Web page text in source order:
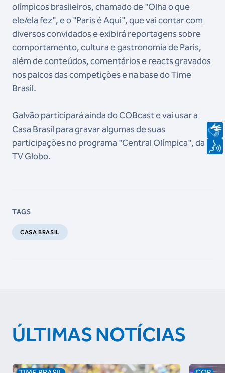
olímpicos brasileiros, chamado de "Olha o que
ele/ela fez", e o "Paris é Aqui", que vai contar com
diversos convidados e exibirá reportagens sobre
comportamento, cultura e gastronomia de Paris,
além de conteúdos, comentários e reacts gravados
nos palcos das competições e na base do Time
Brasil.
Galvão participará ainda do COBcast e vai usar a
Casa Brasil para gravar algumas de suas
participações no programa "Central Olímpica", da
TV Globo.
TAGS
CASA BRASIL
ÚLTIMAS NOTÍCIAS